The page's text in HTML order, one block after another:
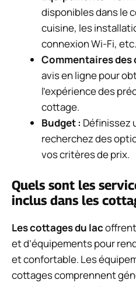
disponibles dans le
cuisine, les
connexion Wi-Fi, etc.
Commentaires des
avis en ligne pour
l’expérience des
cottage.
Budget : Définissez
recherchez des
vos critères de prix.
Quels sont les
inclus dans les
Les cottages du lac
et d’équipements pour
et confortable. Les
cottages comprennent